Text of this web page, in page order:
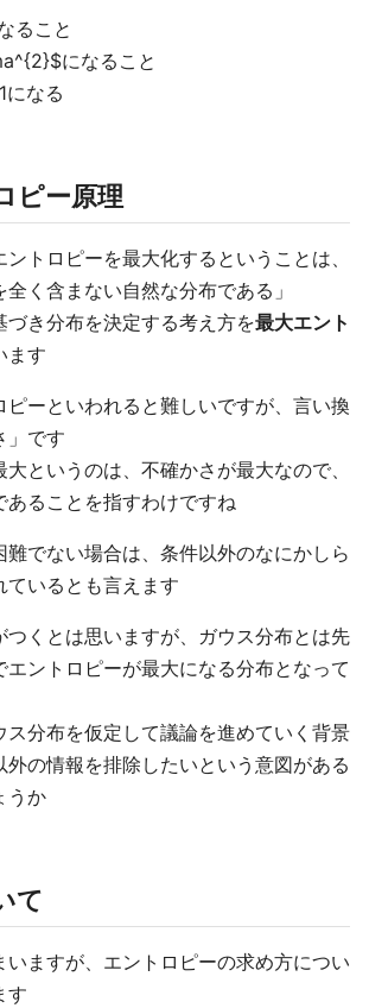
ること
になること
になる
ピー原理
ントロピーを最大化するということは、
く含まない自然な分布である」
づき分布を決定する考え方を最大エント
ます
ピーといわれると難しいですが、言い換
」です
というのは、不確かさが最大なので、
あることを指すわけですね
難でない場合は、条件以外のなにかしら
ているとも言えます
つくとは思いますが、ガウス分布とは先
エントロピーが最大になる分布となって
ス分布を仮定して議論を進めていく背景
外の情報を排除したいという意図がある
うか
て
いますが、エントロピーの求め方につい
す